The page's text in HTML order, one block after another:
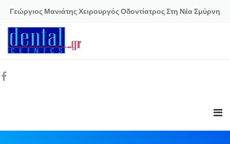
Γεώργιος Μανιάτης Χειρουργός Οδοντίατρος Στη Νέα Σμύρνη